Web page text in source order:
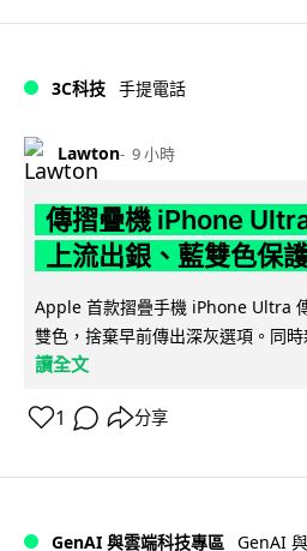
3C科技 手提電話
Lawton 9 小時
傳摺疊機 iPhone
上流出銀、藍雙色保
Apple 首款摺疊手機 iPhone Ultra
雙色，捨棄早前傳出深灰選項。同
讀全文
1 分享
GenAI 與雲端科技專區 GenAI